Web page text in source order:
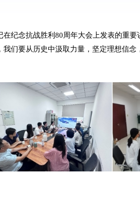
纪念抗战胜利80周年大会上发表的重
们要从历史中汲取力量，坚定理想信